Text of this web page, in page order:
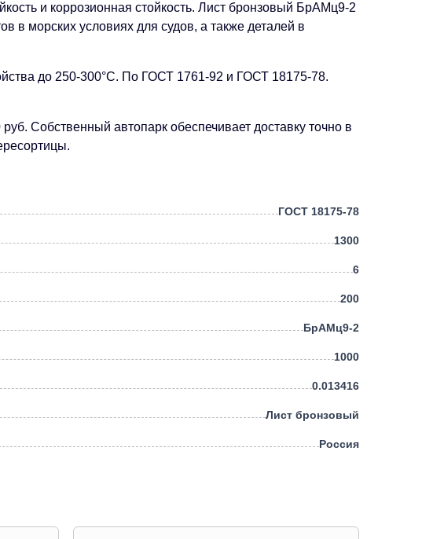
и коррозионная стойкость. Лист бронзовый БрАМц9-2
в морских условиях для судов, а также деталей в
до 250-300°C. По ГОСТ 1761-92 и ГОСТ 18175-78.
Собственный автопарк обеспечивает доставку точно в
ГОСТ 18175-78
1300
6
200
БрАМц9-2
1000
0.013416
Лист бронзовый
Россия